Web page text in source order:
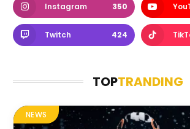
Instagram 350
Twitch 424
TOPTRANDING
NEWS